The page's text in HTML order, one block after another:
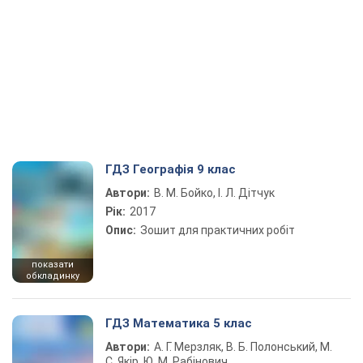
показати
обкладинку
ГДЗ Географія 9 клас
Автори: В. М. Бойко, І. Л. Дітчук
Рік: 2017
Опис: Зошит для практичних робіт
ГДЗ Математика 5 клас
Автори: А. Г. Мерзляк, В. Б. Полонський, М.